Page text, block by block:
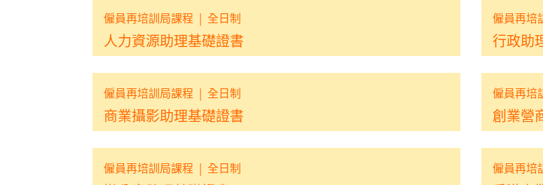
僱員再培訓局課程 | 全日制
人力資源助理基礎證書
僱員再培
行政助
僱員再培訓局課程 | 全日制
商業攝影助理基礎證書
僱員再培
創業營
僱員再培訓局課程 | 全日制 僱員再培